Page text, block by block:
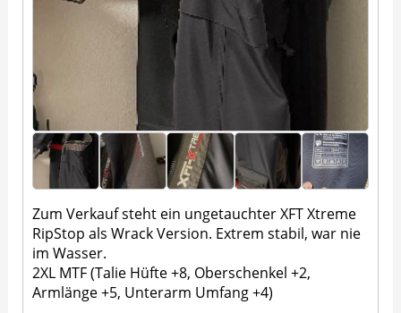
Zum Verkauf steht ein ungetauchter XFT Xtreme
RipStop als Wrack Version. Extrem stabil, war nie
im Wasser.
2XL MTF (Talie Hüfte +8, Oberschenkel +2,
Armlänge +5, Unterarm Umfang +4)